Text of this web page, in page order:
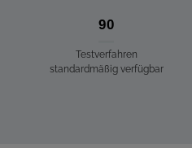
90
Testverfahren
standardmäßig verfügbar